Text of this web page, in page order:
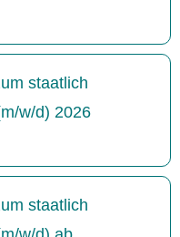
staatlich
w/d) 2026
staatlich